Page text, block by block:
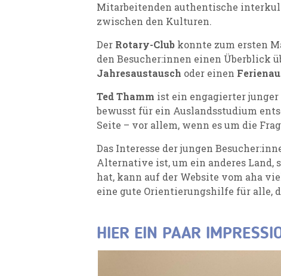
Mitarbeitenden authentische
zwischen den Kulturen.
Der Rotary-Club konnte zum ersten
den Besucher:innen einen Überblick
Jahresaustausch oder einen
Ted Thamm ist ein engagierter junger
bewusst für ein Auslandsstudium
Seite – vor allem, wenn es um die
Das Interesse der jungen
Alternative ist, um ein anderes Land,
hat, kann auf der Website vom aha
eine gute Orientierungshilfe für alle,
HIER EIN PAAR